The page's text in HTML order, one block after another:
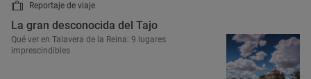
Reportaje de viaje
La gran desconocida del Tajo
Qué ver en Talavera de la Reina: 9 lugares
imprescindibles